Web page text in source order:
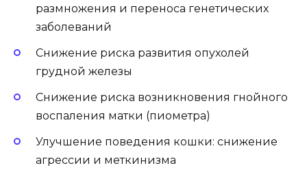
размножения и переноса генетических
заболеваний
Снижение риска развития опухолей
грудной железы
Снижение риска возникновения гнойного
воспаления матки (пиометра)
Улучшение поведения кошки: снижение
агрессии и меткинизма